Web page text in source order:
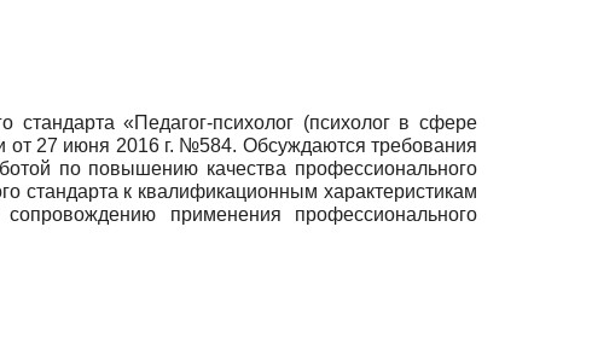
стандарта «Педагог-психолог (психолог в сфере
от 27 июня 2016 г. №584. Обсуждаются требования
по повышению качества профессионального
стандарта к квалификационным характеристикам
применения профессионального